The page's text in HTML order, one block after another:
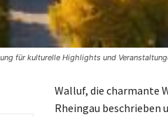
für kulturelle Highlights und
Walluf, die charmante
Rheingau beschrieben